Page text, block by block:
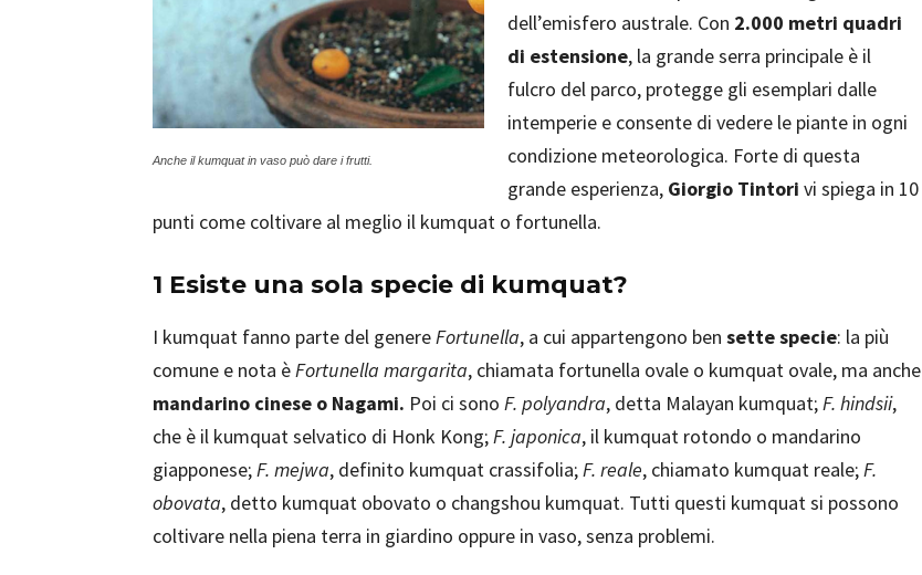
Anche il kumquat in vaso può dare i frutti.
dell’emisfero australe. Con 2.000 metri quadri
di estensione, la grande serra principale è il
fulcro del parco, protegge gli esemplari dalle
intemperie e consente di vedere le piante in ogni
condizione meteorologica. Forte di questa
grande esperienza, Giorgio Tintori vi spiega in 10
punti come coltivare al meglio il kumquat o fortunella.
1 Esiste una sola specie di kumquat?
I kumquat fanno parte del genereFortunella, a cui appartengono ben sette specie: la più
comune e nota èFortunella margarita, chiamata fortunella ovale o kumquat ovale, ma anche
mandarino cinese o Nagami. Poi ci sono F. polyandra, detta Malayan kumquat;F. hindsii,
che è il kumquat selvatico di Honk Kong;F. japonica, il kumquat rotondo o mandarino
giapponese;F. mejwa, definito kumquat crassifolia;F. reale, chiamato kumquat reale;F.
obovata, detto kumquat obovato o changshou kumquat. Tutti questi kumquat si possono
coltivare nella piena terra in giardino oppure in vaso, senza problemi.